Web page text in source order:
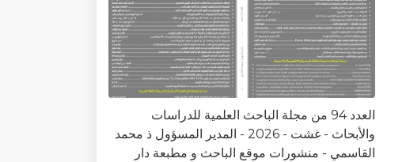
العدد 94 من مجلة الباحث العلمية للدراسات
والأبحاث - غشت - 2026 - المدير المسؤول ذ محمد
القاسمي - منشورات موقع الباحث و مطبعة دار